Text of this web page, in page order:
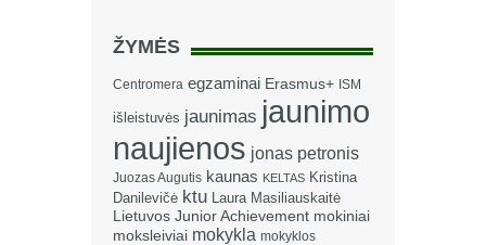
ŽYMĖS
Centromera egzaminai Erasmus+ ISM
išleistuvės jaunimas jaunimo
naujienos jonas petronis
Juozas Augutis kaunas KELTAS Kristina
Danilevičė ktu Laura Masiliauskaitė
Lietuvos Junior Achievement mokiniai
moksleiviai mokykla mokyklos